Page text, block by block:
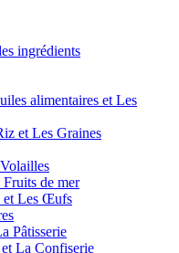
ingrédients
alimentaires et Les
et Les Graines
Fruits de mer
et Les Œufs
Pâtisserie
La Confiserie